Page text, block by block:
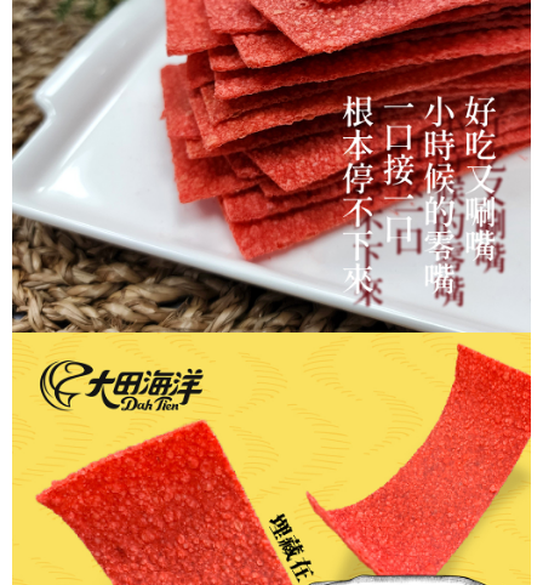
５．嚴禁一人註冊多個帳號或使用他人資訊註冊。若發現惡意使用之情形，
恩沛科技股份有限公司將有權停止該用戶之使用額度並採取法律行動。